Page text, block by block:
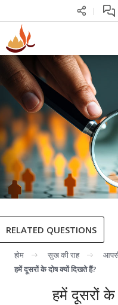
RELATED QUESTIONS
होम सुख की राह
हमें दूसरों के दोष क्यों दिखते हैं?
हमें दूसरों के